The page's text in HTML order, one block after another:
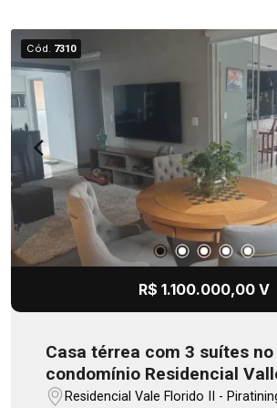
Cód. 7310
R$ 1.100.000,00 V
Casa térrea com 3 suítes no
condomínio Residencial
Residencial Vale Florido II -